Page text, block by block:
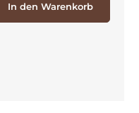
In den Warenkorb